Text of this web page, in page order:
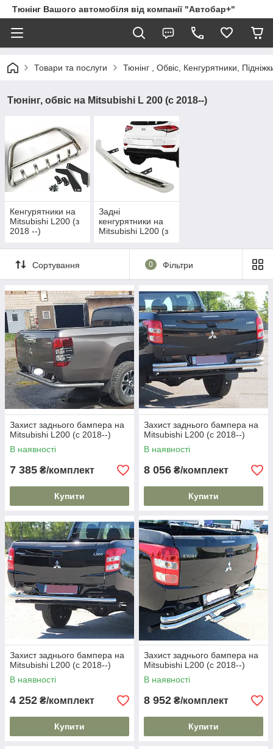
Тюнінг Вашого автомобіля від компанії "Автобар+"
Товари та послуги Тюнінг , Обвіс, Кенгурятники,
Тюнінг, обвіс на Mitsubishi L 200 (c 2018--)
Кенгурятники на
Mitsubishi L200 (з
2018 --)
Задні
кенгурятники на
Mitsubishi L200 (з
Сортування 0 Фільтри
Захист заднього бампера на
Mitsubishi L200 (c 2018--)
В наявності
7 385 ₴/комплект
Купити
Захист заднього бампера на
Mitsubishi L200 (c 2018--)
В наявності
8 056 ₴/комплект
Купити
Захист заднього бампера на
Mitsubishi L200 (c 2018--)
В наявності
4 252 ₴/комплект
Купити
Захист заднього бампера на
Mitsubishi L200 (c 2018--)
В наявності
8 952 ₴/комплект
Купити